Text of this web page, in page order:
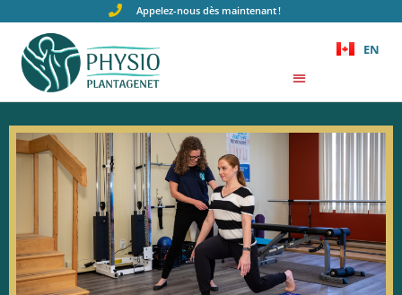
Appelez-nous dès maintenant !
EN